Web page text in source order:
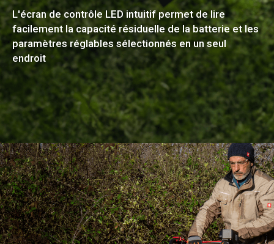
L'écran de contrôle LED intuitif permet de lire
facilement la capacité résiduelle de la batterie et les
paramètres réglables sélectionnés en un seul
endroit